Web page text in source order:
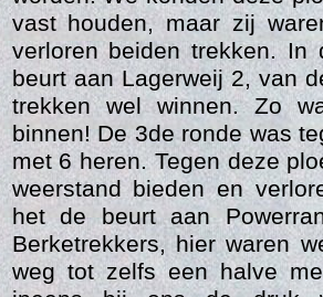
vast houden, maar zij
verloren beiden trekken.
beurt aan Lagerweij 2, van
trekken wel winnen. Zo
binnen! De 3de ronde was
met 6 heren. Tegen deze
weerstand bieden en
het de beurt aan
Berketrekkers, hier waren
weg tot zelfs een halve